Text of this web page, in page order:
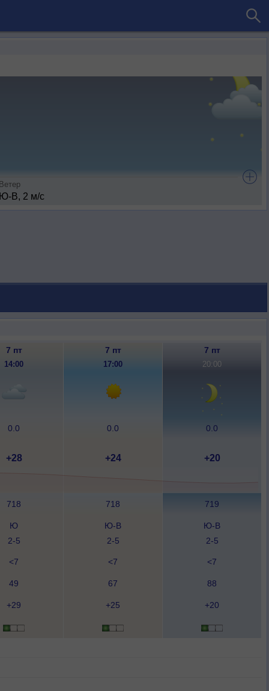
В, 2 м/с
7 пт 7 пт 7 пт
14:00 17:00 20:00
0.0 0.0 0.0
+28 +24 +20
718 718 719
Ю
2-5
Ю-В
2-5
Ю-В
2-5
<7 <7 <7
49 67 88
+29 +25 +20